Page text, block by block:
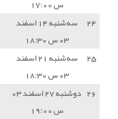
جم پارس جنوبی جم
نفت و گاز گچساران
جم پارس جنوبی جم